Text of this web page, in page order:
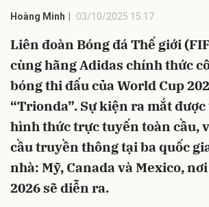
Hoàng Minh 03/10/2025 15:17
Liên đoàn Bóng đá Thế giới
cùng hãng Adidas chính thức
bóng thi đấu của World Cup
“Trionda”. Sự kiện ra mắt
hình thức trực tuyến toàn cầu,
cầu truyền thông tại ba quốc
nhà: Mỹ, Canada và Mexico,
2026 sẽ diễn ra.